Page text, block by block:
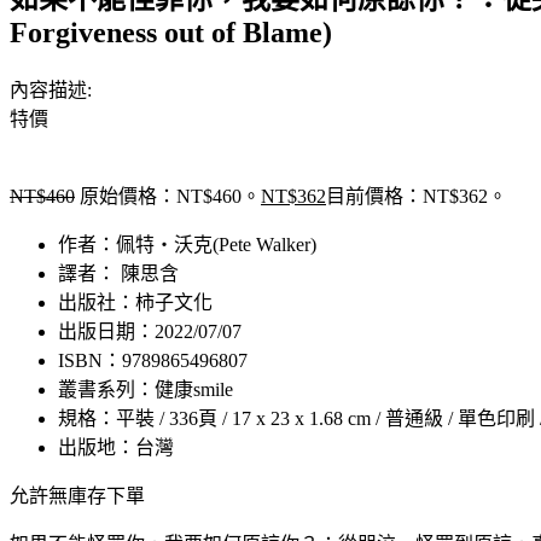
Forgiveness out of Blame)
內容描述:
特價
NT$460 原始價格：NT$460。 NT$362 目前價格：NT$362。
作者：佩特‧沃克(Pete Walker)
譯者： 陳思含
出版社：柿子文化
出版日期：2022/07/07
ISBN：9789865496807
叢書系列：健康smile
規格：平裝 / 336頁 / 17 x 23 x 1.68 cm / 普通級 / 單色印刷
出版地：台灣
允許無庫存下單